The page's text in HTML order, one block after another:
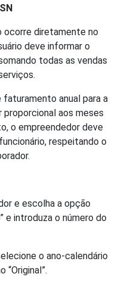
ocorre diretamente no
deve informar o
todas as vendas
anual para a
proporcional aos meses
o empreendedor deve
respeitando o
e escolha a opção
e introduza o número do
o ano-calendário
“Original”.